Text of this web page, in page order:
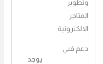
وتطوير
المتاجر
الالكترونية
دعم فني
يوجد